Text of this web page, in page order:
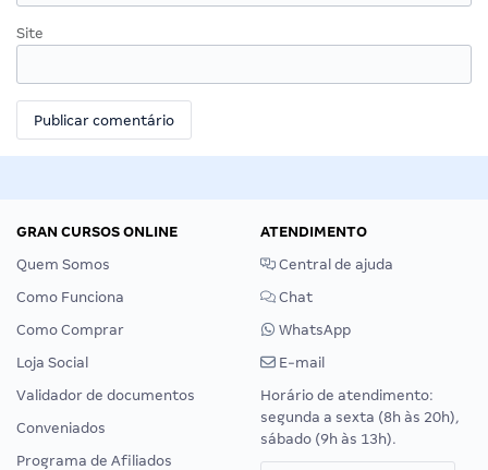
Site
GRAN CURSOS ONLINE
Quem Somos
Como Funciona
Como Comprar
Loja Social
Validador de documentos
Conveniados
Programa de Afiliados
ATENDIMENTO
Central de ajuda
Chat
WhatsApp
E-mail
Horário de atendimento:
segunda a sexta (8h às 20h),
sábado (9h às 13h).